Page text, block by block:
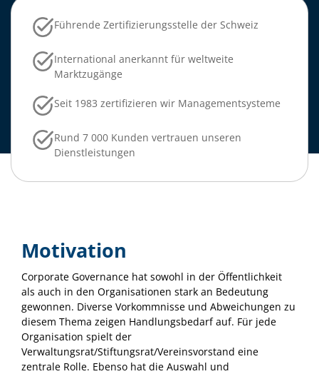
Führende Zertifizierungsstelle der Schweiz
International anerkannt für weltweite
Marktzugänge
Seit 1983 zertifizieren wir Managementsysteme
Rund 7 000 Kunden vertrauen unseren
Dienstleistungen
Motivation
Corporate Governance hat sowohl in der Öffentlichkeit
als auch in den Organisationen stark an Bedeutung
gewonnen. Diverse Vorkommnisse und Abweichungen zu
diesem Thema zeigen Handlungsbedarf auf. Für jede
Organisation spielt der
Verwaltungsrat/Stiftungsrat/Vereinsvorstand eine
zentrale Rolle. Ebenso hat die Auswahl und